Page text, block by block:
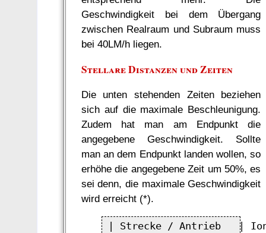
Geschwindigkeit bei dem Übergang
zwischen Realraum und Subraum muss
bei 40LM/h liegen.
Stellare Distanzen und Zeiten
Die unten stehenden Zeiten beziehen
sich auf die maximale Beschleunigung.
Zudem hat man am Endpunkt die
angegebene Geschwindigkeit. Sollte
man an dem Endpunkt landen wollen, so
erhöhe die angegebene Zeit um 50%, es
sei denn, die maximale Geschwindigkeit
wird erreicht (*).
| Strecke / Antrieb   |